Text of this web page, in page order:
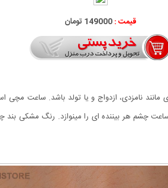
قیمت :149000 تومان
چشم هر بیننده ای را مینوازد. رنگ مشکی بند